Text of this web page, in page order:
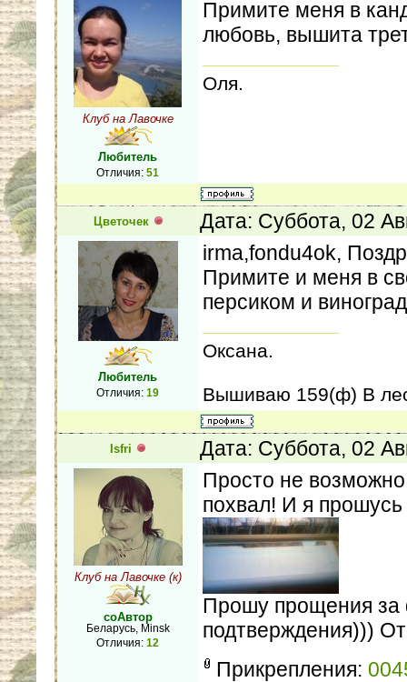
Клуб на Лавочке
Любитель
Отличия: 51
Примите меня в
любовь, вышита
Оля.
Цветочек Дата: Суббота, 02
Любитель
Отличия: 19
irma,fondu4ok,
Примите и меня в
персиком и
Оксана.
Вышиваю 159(ф) В
Isfri Дата: Суббота, 02
Клуб на Лавочке (к)
соАвтор
Беларусь, Minsk
Отличия: 12
Просто не
похвал! И я
Прошу прощения за
подтверждения)))
Прикрепления: